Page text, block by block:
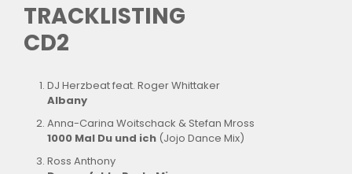
TRACKLISTING
CD2
DJ Herzbeat feat. Roger Whittaker
Albany
Anna-Carina Woitschack & Stefan Mross
1000 Mal Du und ich (Jojo Dance Mix)
Ross Anthony